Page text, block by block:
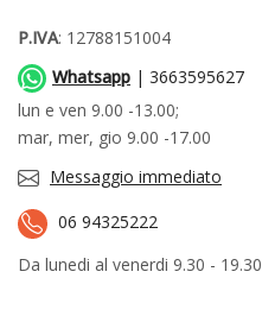
P.IVA: 12788151004
Whatsapp | 3663595627
lun e ven 9.00 -13.00;
mar, mer, gio 9.00 -17.00
Messaggio immediato
06 94325222
Da lunedi al venerdi 9.30 - 19.30